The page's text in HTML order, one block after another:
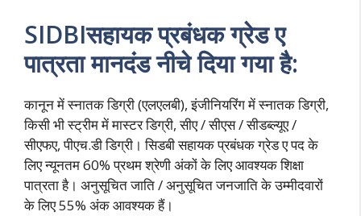
SIDBIसहायक प्रबंधक ग्रेड ए
पात्रता मानदंड नीचे दिया गया है:
कानून में स्नातक डिग्री (एलएलबी), इंजीनियरिंग में स्नातक डिग्री,
किसी भी स्ट्रीम में मास्टर डिग्री, सीए / सीएस / सीडब्ल्यूए /
सीएफए, पीएच.डी डिग्री। सिडबी सहायक प्रबंधक ग्रेड ए पद के
लिए न्यूनतम 60% प्रथम श्रेणी अंकों के लिए आवश्यक शिक्षा
पात्रता है। अनुसूचित जाति / अनुसूचित जनजाति के उम्मीदवारों
के लिए 55% अंक आवश्यक हैं।